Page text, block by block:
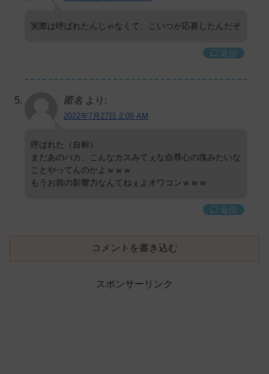
実際は呼ばれたんじゃなくて、こいつが応募したんだぞ
返信
匿名 より:
2022年7月27日 2:09 AM
呼ばれた（自称）
まだあのバカ、こんなカスみてぇな自尊心の塊みたいな
ことやってんのかよｗｗｗ
もうお前の影響力なんてねぇよオワコンｗｗｗ
返信
コメントを書き込む
スポンサーリンク